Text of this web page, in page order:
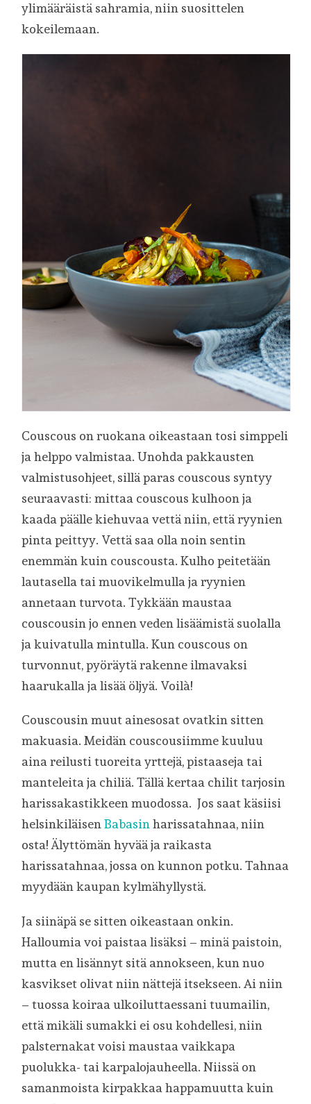
ylimääräistä sahramia, niin suosittelen
kokeilemaan.
Couscous on ruokana oikeastaan tosi simppeli
ja helppo valmistaa. Unohda pakkausten
valmistusohjeet, sillä paras couscous syntyy
seuraavasti: mittaa couscous kulhoon ja
kaada päälle kiehuvaa vettä niin, että ryynien
pinta peittyy. Vettä saa olla noin sentin
enemmän kuin couscousta. Kulho peitetään
lautasella tai muovikelmulla ja ryynien
annetaan turvota. Tykkään maustaa
couscousin jo ennen veden lisäämistä suolalla
ja kuivatulla mintulla. Kun couscous on
turvonnut, pyöräytä rakenne ilmavaksi
haarukalla ja lisää öljyä. Voilà!
Couscousin muut ainesosat ovatkin sitten
makuasia. Meidän couscousiimme kuuluu
aina reilusti tuoreita yrttejä, pistaaseja tai
manteleita ja chiliä. Tällä kertaa chilit tarjosin
harissakastikkeen muodossa. Jos saat käsiisi
helsinkiläisenBabasinharissatahnaa, niin
osta! Älyttömän hyvää ja raikasta
harissatahnaa, jossa on kunnon potku. Tahnaa
myydään kaupan kylmähyllystä.
Ja siinäpä se sitten oikeastaan onkin.
Halloumia voi paistaa lisäksi – minä paistoin,
mutta en lisännyt sitä annokseen, kun nuo
kasvikset olivat niin nättejä itsekseen. Ai niin
– tuossa koiraa ulkoiluttaessani tuumailin,
että mikäli sumakki ei osu kohdellesi, niin
palsternakat voisi maustaa vaikkapa
puolukka- tai karpalojauheella. Niissä on
samanmoista kirpakkaa happamuutta kuin